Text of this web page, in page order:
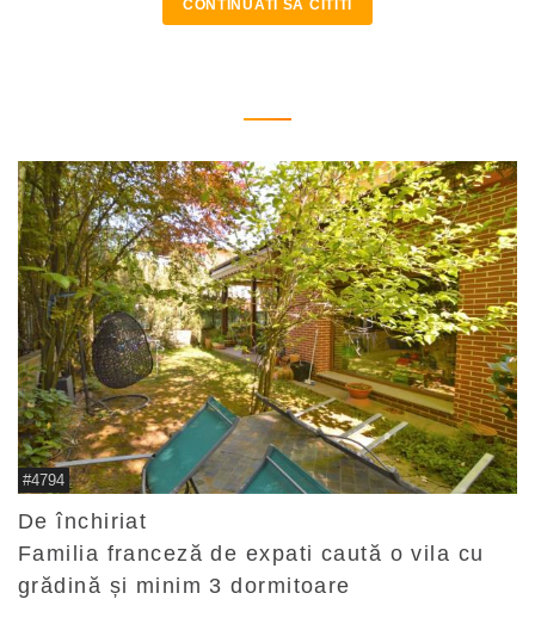
CONTINUATI SA CITITI
#4794
De închiriat
Familia franceză de expati caută o vila cu
grădină și minim 3 dormitoare